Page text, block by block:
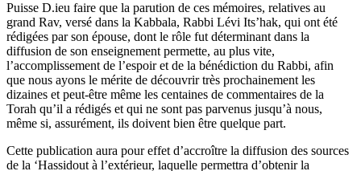
Puisse D.ieu faire que la parution de ces mémoires, relatives au
grand Rav, versé dans la Kabbala, Rabbi Lévi Its’hak, qui ont été
rédigées par son épouse, dont le rôle fut déterminant dans la
diffusion de son enseignement permette, au plus vite,
l’accomplissement de l’espoir et de la bénédiction du Rabbi, afin
que nous ayons le mérite de découvrir très prochainement les
dizaines et peut-être même les centaines de commentaires de la
Torah qu’il a rédigés et qui ne sont pas parvenus jusqu’à nous,
même si, assurément, ils doivent bien être quelque part.
Cette publication aura pour effet d’accroître la diffusion des sources
de la ‘Hassidout à l’extérieur, laquelle permettra d’obtenir la